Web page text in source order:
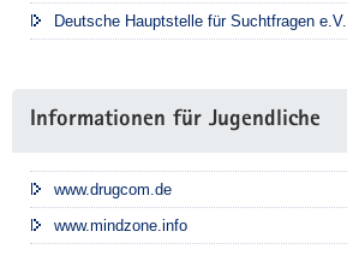
Deutsche Hauptstelle für Suchtfragen e.V.
Informationen für Jugendliche
www.drugcom.de
www.mindzone.info